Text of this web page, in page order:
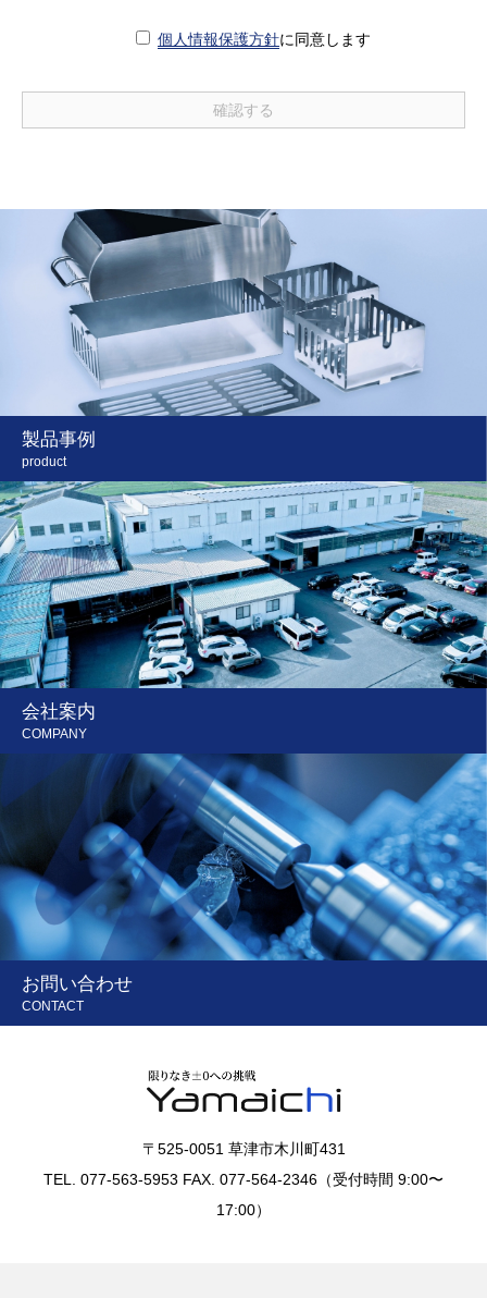
個人情報保護方針に同意します
製品事例
product
会社案内
COMPANY
お問い合わせ
CONTACT
〒525-0051 草津市木川町431
TEL. 077-563-5953 FAX. 077-564-2346（受付時間 9:00〜
17:00）